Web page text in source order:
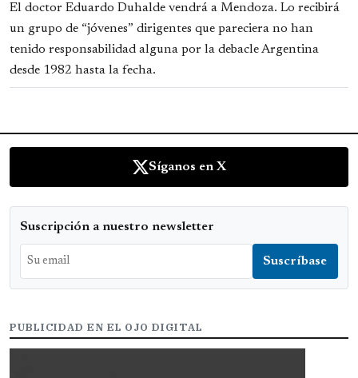
El doctor Eduardo Duhalde vendrá a Mendoza. Lo recibirá
un grupo de “jóvenes” dirigentes que pareciera no han
tenido responsabilidad alguna por la debacle Argentina
desde 1982 hasta la fecha.
Síganos en X
Suscripción a nuestro newsletter
PUBLICIDAD EN EL OJO DIGITAL